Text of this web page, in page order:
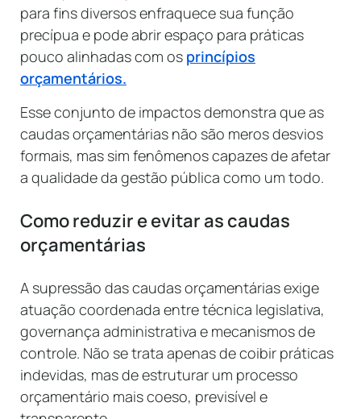
para fins diversos enfraquece sua função
precípua e pode abrir espaço para práticas
pouco alinhadas com os princípios
orçamentários.
Esse conjunto de impactos demonstra que as
caudas orçamentárias não são meros desvios
formais, mas sim fenômenos capazes de afetar
a qualidade da gestão pública como um todo.
Como reduzir e evitar as caudas
orçamentárias
A supressão das caudas orçamentárias exige
atuação coordenada entre técnica legislativa,
governança administrativa e mecanismos de
controle. Não se trata apenas de coibir práticas
indevidas, mas de estruturar um processo
orçamentário mais coeso, previsível e